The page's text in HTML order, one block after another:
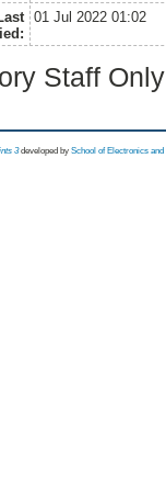
01 Jul 2022 01:02
Staff
3 developed by School of Electronics